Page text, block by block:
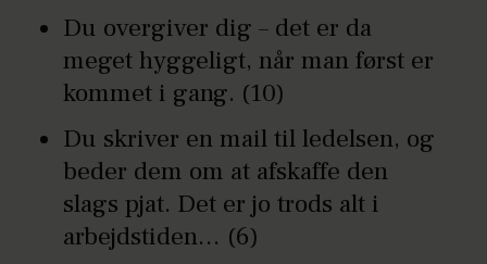
Du overgiver dig – det er da
meget hyggeligt, når man først er
kommet i gang. (10)
Du skriver en mail til ledelsen, og
beder dem om at afskaffe den
slags pjat. Det er jo trods alt i
arbejdstiden… (6)